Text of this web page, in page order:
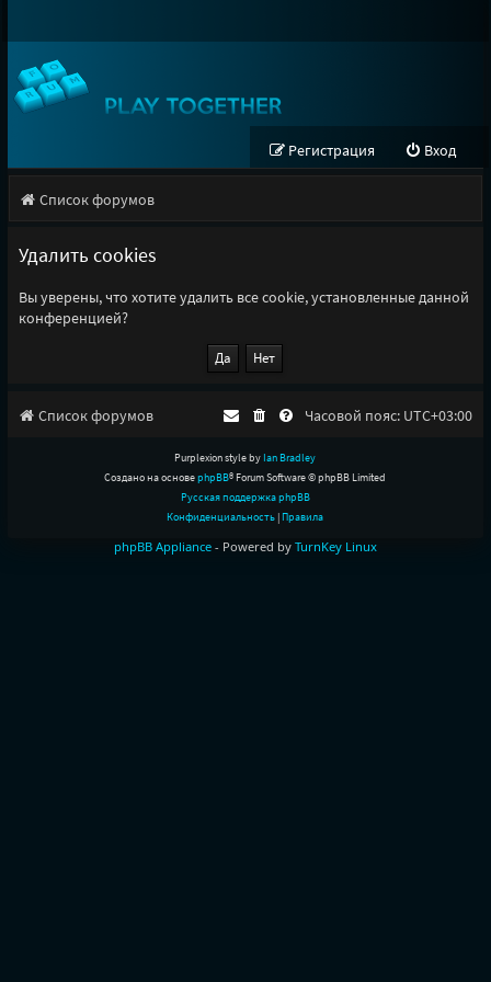
Вход
Регистрация
Список форумов
Удалить cookies
Вы уверены, что хотите удалить все cookie, установленные данной
конференцией?
Список форумов Часовой пояс: UTC+03:00
Purplexion style by Ian Bradley
Создано на основеphpBB® Forum Software © phpBB Limited
Русская поддержка phpBB
Конфиденциальность | Правила
phpBB Appliance - Powered by TurnKey Linux